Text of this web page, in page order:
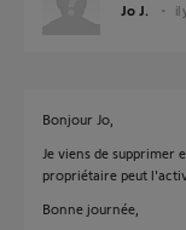
Jo J. il
Bonjour Jo,
Je viens de
propriétaire peut
Bonne journée,